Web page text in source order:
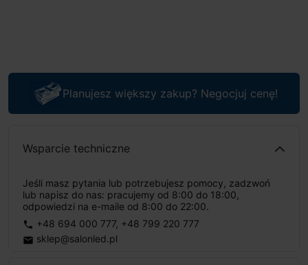
Planujesz większy zakup? Negocjuj cenę!
Wsparcie techniczne
Jeśli masz pytania lub potrzebujesz pomocy, zadzwoń
lub napisz do nas: pracujemy od 8:00 do 18:00,
odpowiedzi na e-maile od 8:00 do 22:00.
phone +48 694 000 777, +48 799 220 777
email sklep@salonled.pl